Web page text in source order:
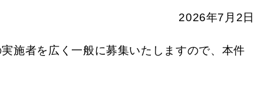
2026年7月2日
施者を広く一般に募集いたしますので、本件